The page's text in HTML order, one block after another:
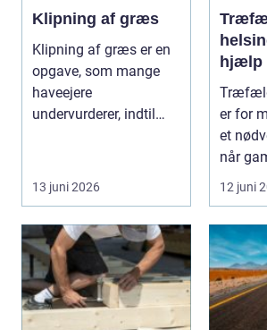
Klipning af græs
Klipning af græs er en
opgave, som mange
haveejere
undervurderer, indtil
13 juni 2026
hjælp
og
er for
et
når
træer
12 juni